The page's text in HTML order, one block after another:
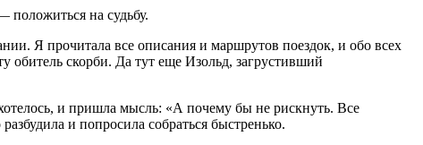
положиться на судьбу.
Я прочитала все описания и маршрутов поездок, и обо всех
обитель скорби. Да тут еще Изольд, загрустивший
и пришла мысль: «А почему бы не рискнуть. Все
и попросила собраться быстренько.